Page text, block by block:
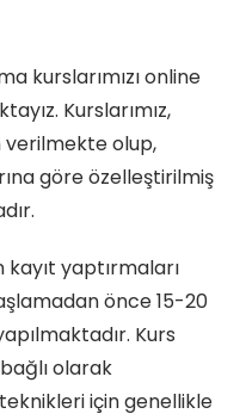
kurslarımızı online
Kurslarımız,
olup,
göre özelleştirilmiş
yaptırmaları
önce 15-20
Kurs
olarak
için genellikle